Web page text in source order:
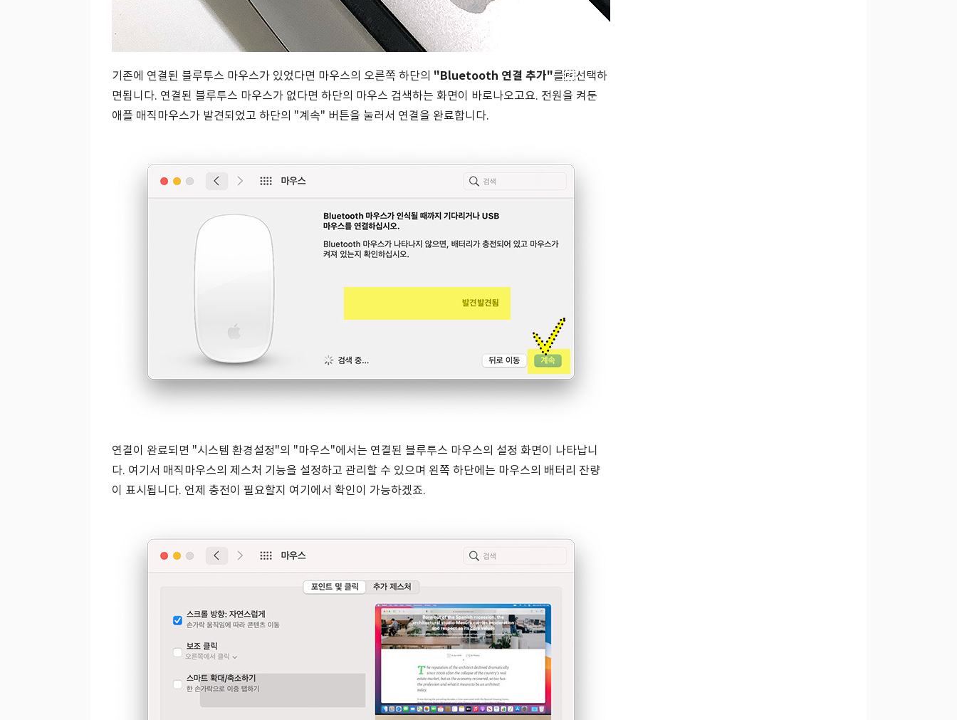
기존에 연결된 블루투스 마우스가 있었다면 마우스의 오른쪽 하단의 "Bluetooth 연결 추가"를선택하
면됩니다. 연결된 블루투스 마우스가 없다면 하단의 마우스 검색하는 화면이 바로나오고요. 전원을 켜둔
애플 매직마우스가 발견되었고 하단의 "계속" 버튼을 눌러서 연결을 완료합니다.
연결이 완료되면 "시스템 환경설정"의 "마우스"에서는 연결된 블루투스 마우스의 설정 화면이 나타납니
다. 여기서 매직마우스의 제스처 기능을 설정하고 관리할 수 있으며 왼쪽 하단에는 마우스의 배터리 잔량
이 표시됩니다. 언제 충전이 필요할지 여기에서 확인이 가능하겠죠.